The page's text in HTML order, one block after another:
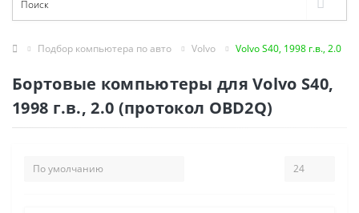
Подбор компьютера по авто Volvo Volvo S40, 1998 г.в., 2.0
Бортовые компьютеры для Volvo S40,
1998 г.в., 2.0 (протокол OBD2Q)